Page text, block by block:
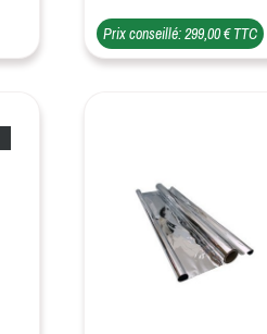
Prix conseillé: 299,00 € TTC